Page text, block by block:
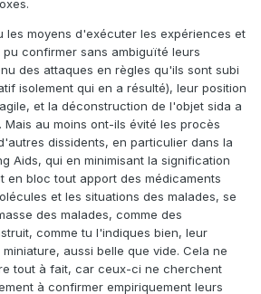
les moyens d'exécuter les expériences et
confirmer sans ambiguïté leurs
des attaques en règles qu'ils sont subi
isolement qui en a résulté), leur position
et la déconstruction de l'objet sida a
Mais au moins ont-ils évité les procès
dissidents, en particulier dans la
Aids, qui en minimisant la signification
en bloc tout apport des médicaments
et les situations des malades, se
des malades, comme des
comme tu l'indiques bien, leur
aussi belle que vide. Cela ne
tout à fait, car ceux-ci ne cherchent
à confirmer empiriquement leurs